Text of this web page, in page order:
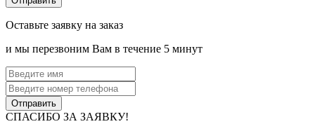
Оставьте заявку на заказ
и мы перезвоним Вам в течение 5 минут
СПАСИБО ЗА ЗАЯВКУ!